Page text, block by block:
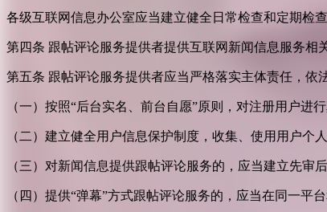
各级互联网信息办公室应当建立健全日常检查和定期检
第四条 跟帖评论服务提供者提供互联网新闻信息服务
第五条 跟帖评论服务提供者应当严格落实主体责任，依
（一）按照“后台实名、前台自愿”原则，对注册用户
（二）建立健全用户信息保护制度，收集、使用用户
（三）对新闻信息提供跟帖评论服务的，应当建立先审后
（四）提供“弹幕”方式跟帖评论服务的，应当在同一平